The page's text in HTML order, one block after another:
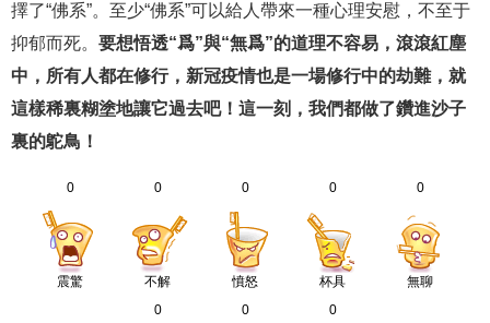
擇了“佛系”。至少“佛系”可以給人帶來一種心理安慰，不至于
抑郁而死。 要想悟透“爲”與“無爲”的道理不容易，滾滾紅塵
中，所有人都在修行，新冠疫情也是一場修行中的劫難，就
這樣稀裏糊塗地讓它過去吧！這一刻，我們都做了鑽進沙子
裏的鴕鳥！
0
震驚
0
不解
0
憤怒
0
杯具
0
無聊
0
0 0